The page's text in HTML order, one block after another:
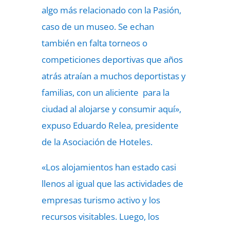
algo más relacionado con la Pasión,
caso de un museo. Se echan
también en falta torneos o
competiciones deportivas que años
atrás atraían a muchos deportistas y
familias, con un aliciente para la
ciudad al alojarse y consumir aquí»,
expuso Eduardo Relea, presidente
de la Asociación de Hoteles.
«Los alojamientos han estado casi
llenos al igual que las actividades de
empresas turismo activo y los
recursos visitables. Luego, los